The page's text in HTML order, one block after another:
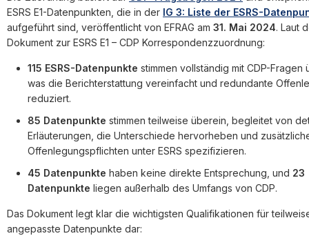
ESRS E1-Datenpunkten, die in der IG 3: Liste der ESRS-
aufgeführt sind, veröffentlicht von EFRAG am 31. Mai 2024. Laut
Dokument zur ESRS E1 – CDP Korrespondenzzuordnung:
115 ESRS-Datenpunkte stimmen vollständig mit CDP-Fragen
was die Berichterstattung vereinfacht und redundante
reduziert.
85 Datenpunkte stimmen teilweise überein, begleitet von
Erläuterungen, die Unterschiede hervorheben und
Offenlegungspflichten unter ESRS spezifizieren.
45 Datenpunkte haben keine direkte Entsprechung, und 23
Datenpunkte liegen außerhalb des Umfangs von CDP.
Das Dokument legt klar die wichtigsten Qualifikationen für
angepasste Datenpunkte dar: